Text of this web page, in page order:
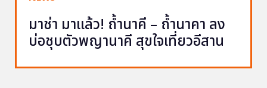
มาช่า มาแล้ว! ถ้ำนาคี – ถ้ำนาคา ลง
บ่อชุบตัวพญานาคี สุขใจเที่ยวอีสาน